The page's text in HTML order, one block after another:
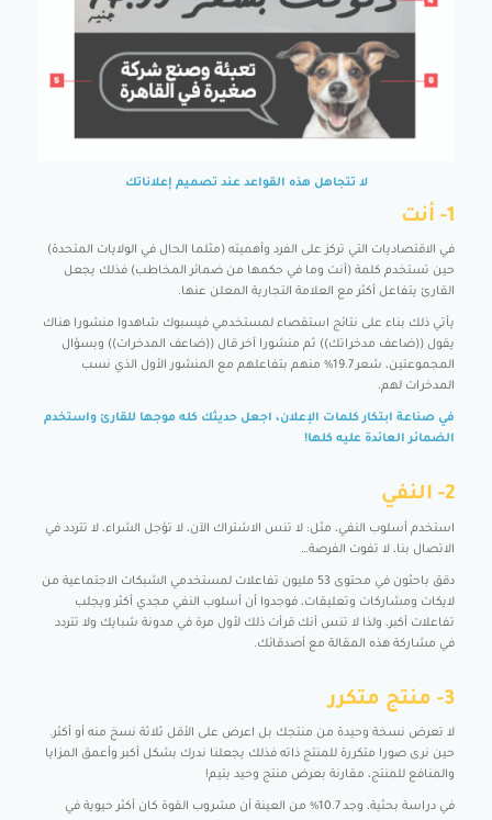
لا تتجاهل هذه القواعد عند تصميم إعلاناتك
1- أنت
في الاقتصاديات التي تركز على الفرد وأهميته (مثلما الحال في الولايات المتحدة)
حين تستخدم كلمة (أنت وما في حكمها من ضمائر المخاطب) فذلك يجعل
القارئ يتفاعل أكثر مع العلامة التجارية المعلن عنها.
يأتي ذلك بناء على نتائج استقصاء لمستخدمي فيسبوك شاهدوا منشورا هناك
يقول ((ضاعف مدخراتك)) ثم منشورا آخر قال ((ضاعف المدخرات)) وبسؤال
المجموعتين، شعر 19.7% منهم بتفاعلهم مع المنشور الأول الذي نسب
المدخرات لهم.
في صناعة ابتكار كلمات الإعلان، اجعل حديثك كله موجها للقارئ واستخدم
الضمائر العائدة عليه كلها!
2- النفي
استخدم أسلوب النفي، مثل: لا تنس الاشتراك الآن، لا تؤجل الشراء، لا تتردد في
الاتصال بنا، لا تفوت الفرصة…
دقق باحثون في محتوى 53 مليون تفاعلات لمستخدمي الشبكات الاجتماعية من
لايكات ومشاركات وتعليقات، فوجدوا أن أسلوب النفي مجدي أكثر ويجلب
تفاعلات أكبر، ولذا لا تنس أنك قرأت ذلك لأول مرة في مدونة شبايك ولا تتردد
في مشاركة هذه المقالة مع أصدقائك.
3- منتج متكرر
لا تعرض نسخة وحيدة من منتجك بل اعرض على الأقل ثلاثة نسخ منه أو أكثر.
حين نرى صورا متكررة للمنتج ذاته فذلك يجعلنا ندرك بشكل أكبر وأعمق المزايا
والمنافع للمنتج، مقارنة بعرض منتج وحيد يتيم!
في دراسة بحثية، وجد 10.7% من العينة أن مشروب القوة كان أكثر حيوية في